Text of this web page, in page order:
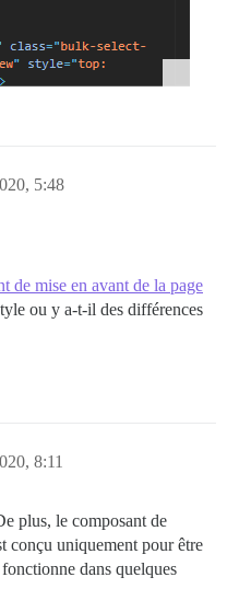
5:48
de mise en avant de la page
ou y a-t-il des différences
8:11
plus, le composant de
conçu uniquement pour être
dans quelques